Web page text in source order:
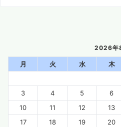
2026年
月 火 水 木
3
4 5 6
10
11 12 13
17
18 19 20